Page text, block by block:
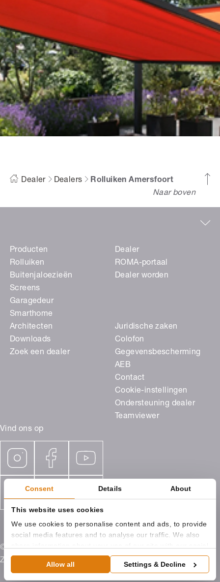
Consent Details About
This website uses cookies
We use cookies to personalise content and ads, to provide
social media features and to analyse our traffic. We also
media, advertising and analytics partners who may
combine it with other information that you’ve provided to
Allow all Settings & Decline
Dealer Dealers
Rolluiken Amersfoort
Naar boven
Vind ons op
Producten
Rolluiken
Buitenjaloezieën
Screens
Garagedeur
Smarthome
Dealer
ROMA-portaal
Dealer worden
Architecten
Downloads
Zoek een dealer
Juridische zaken
Colofon
Gegevensbescherming
AEB
Contact
Cookie-instellingen
Ondersteuning dealer
Teamviewer
© 2026 ROMA Benelux, Campagneweg 9 4761 RM
Zevenbergen